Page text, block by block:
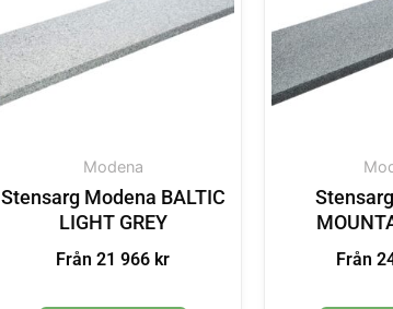
Modena
Stensarg Modena BALTIC
LIGHT GREY
Från 21 966 kr Från